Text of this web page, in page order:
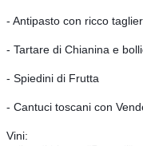
- Antipasto con ricco
- Tartare di Chianina e
- Spiedini di Frutta
- Cantuci toscani con
Vini: